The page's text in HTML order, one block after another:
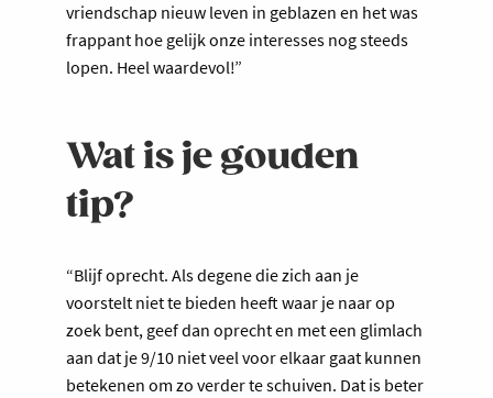
vriendschap nieuw leven in geblazen en het was
frappant hoe gelijk onze interesses nog steeds
lopen. Heel waardevol!”
Wat is je gouden
tip?
“Blijf oprecht. Als degene die zich aan je
voorstelt niet te bieden heeft waar je naar op
zoek bent, geef dan oprecht en met een glimlach
aan dat je 9/10 niet veel voor elkaar gaat kunnen
betekenen om zo verder te schuiven. Dat is beter